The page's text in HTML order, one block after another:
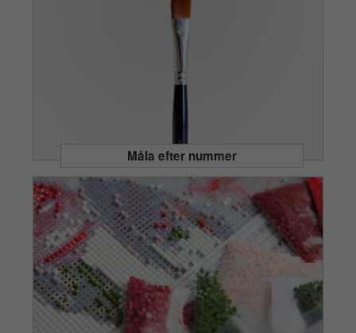
Måla efter nummer